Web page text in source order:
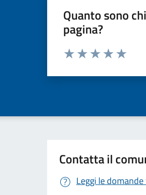
Quanto sono
pagina?
Valuta da 1 a 5 stelle la pagina
Contatta il
Leggi le